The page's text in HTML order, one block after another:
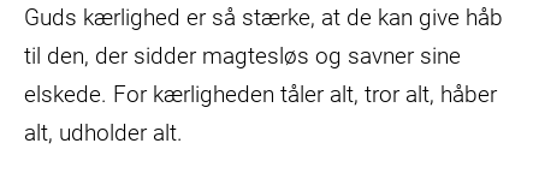
Guds kærlighed er så stærke, at de kan give håb
til den, der sidder magtesløs og savner sine
elskede. For kærligheden tåler alt, tror alt, håber
alt, udholder alt.